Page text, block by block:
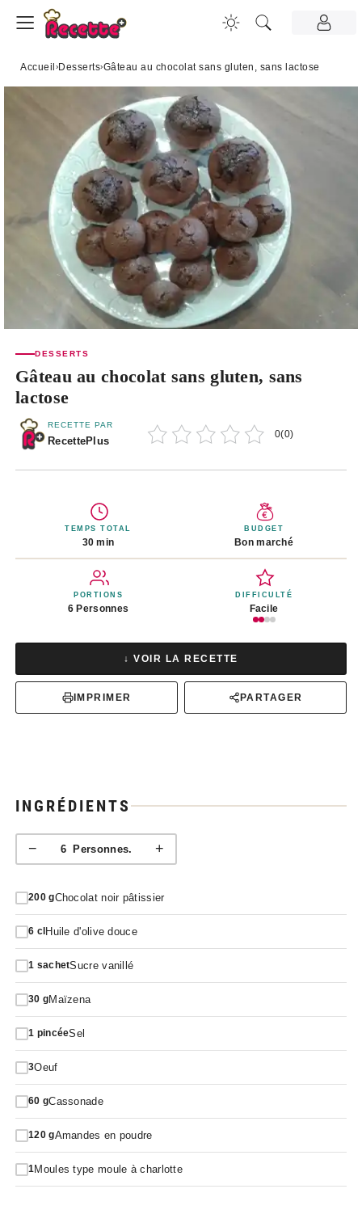
Accueil ›Desserts›Gâteau au chocolat sans gluten, sans lactose
DESSERTS
Gâteau au chocolat sans gluten, sans
lactose
RECETTE PAR
RecettePlus
0(0)
TEMPS TOTAL
30 min
BUDGET
Bon marché
PORTIONS
6 Personnes
DIFFICULTÉ
Facile
↓ VOIR LA RECETTE
IMPRIMER PARTAGER
INGRÉDIENTS
− 6Personnes. +
200 gChocolat noir pâtissier
6 cl Huile d'olive douce
1 sachetSucre vanillé
30 gMaïzena
1 pincéeSel
3Oeuf
60 gCassonade
120 gAmandes en poudre
1Moules type moule à charlotte